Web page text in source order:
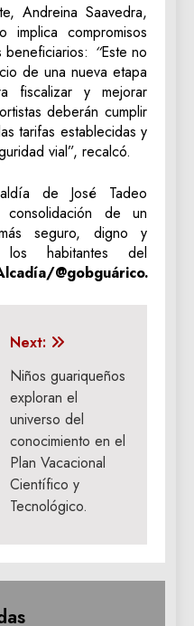
Andreina Saavedra,
compromisos
“Este no
de una nueva etapa
fiscalizar y mejorar
deberán cumplir
tarifas establecidas y
vial”, recalcó.
de José Tadeo
de un
seguro, digno y
habitantes del
@gobguárico.
Next:
Niños guariqueños
exploran el
universo del
conocimiento en el
Plan Vacacional
Científico y
Tecnológico.